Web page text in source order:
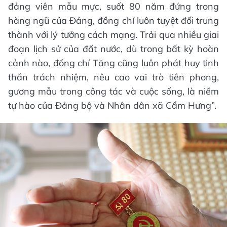
đảng viên mẫu mực, suốt 80 năm đứng trong
hàng ngũ của Đảng, đồng chí luôn tuyệt đối trung
thành với lý tưởng cách mạng. Trải qua nhiều giai
đoạn lịch sử của đất nước, dù trong bất kỳ hoàn
cảnh nào, đồng chí Tăng cũng luôn phát huy tinh
thần trách nhiệm, nêu cao vai trò tiên phong,
gương mẫu trong công tác và cuộc sống, là niềm
tự hào của Đảng bộ và Nhân dân xã Cẩm Hưng”.